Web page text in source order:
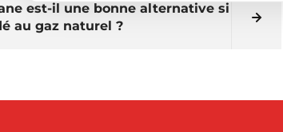
est-il une bonne alternative si
au gaz naturel ?